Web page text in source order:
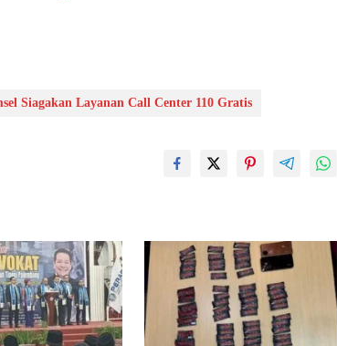
Siagakan Layanan Call Center 110 Gratis